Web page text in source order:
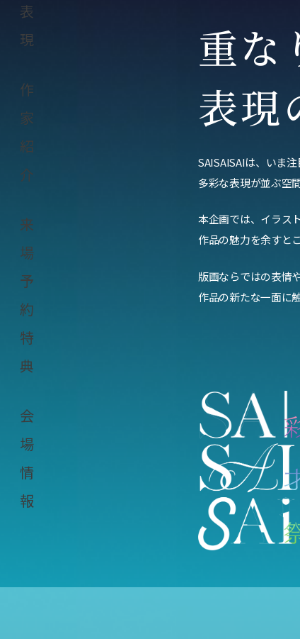
表
現
作
家
紹
介
来
場
予
約
特
典
会
場
情
報
重な
表現
SAISAISAIは、いま
多彩な表現が並ぶ空
本企画では、イラス
作品の魅力を余すと
版画ならではの表情
作品の新たな一面に